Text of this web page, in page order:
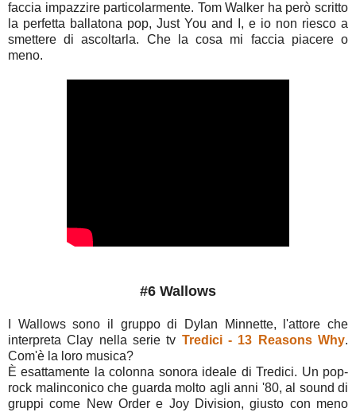
faccia impazzire particolarmente. Tom Walker ha però scritto
la perfetta ballatona pop, Just You and I, e io non riesco a
smettere di ascoltarla. Che la cosa mi faccia piacere o
meno.
#6 Wallows
I Wallows sono il gruppo di Dylan Minnette, l'attore che
interpreta Clay nella serie tv Tredici - 13 Reasons Why.
Com'è la loro musica?
È esattamente la colonna sonora ideale di Tredici. Un pop-
rock malinconico che guarda molto agli anni '80, al sound di
gruppi come New Order e Joy Division, giusto con meno